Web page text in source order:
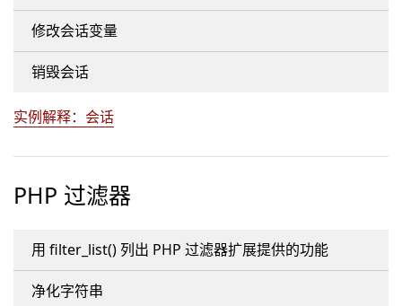
修改会话变量
销毁会话
实例解释：会话
PHP 过滤器
用 filter_list() 列出 PHP 过滤器扩展提供的功能
净化字符串